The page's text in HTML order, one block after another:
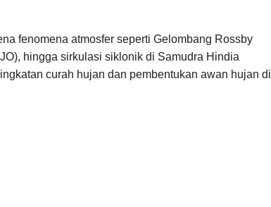
fenomena atmosfer seperti Gelombang Rossby
hingga sirkulasi siklonik di Samudra Hindia
curah hujan dan pembentukan awan hujan di